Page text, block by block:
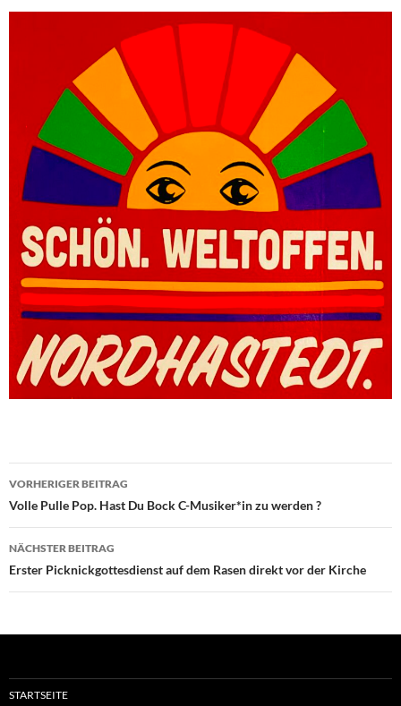
Beitragsnavigation
VORHERIGER BEITRAG
Volle Pulle Pop. Hast Du Bock C-Musiker*in zu werden ?
NÄCHSTER BEITRAG
Erster Picknickgottesdienst auf dem Rasen direkt vor der Kirche
STARTSEITE